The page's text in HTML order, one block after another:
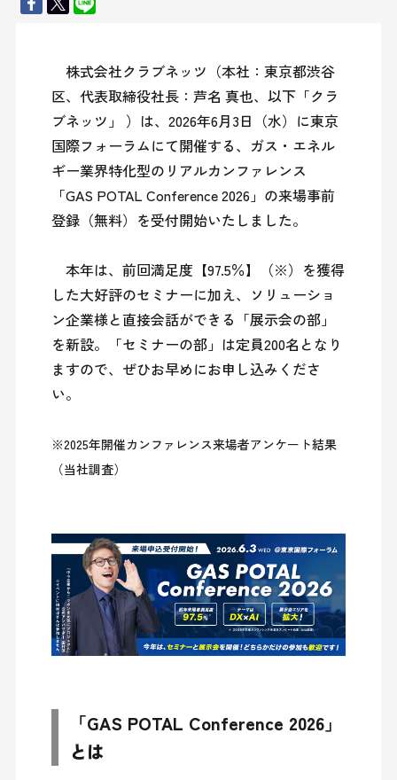
株式会社クラブネッツ（本社：東京都渋谷
区、代表取締役社長：芦名 真也、以下「クラ
ブネッツ」 ）は、2026年6月3日（水）に東京
国際フォーラムにて開催する、ガス・エネル
ギー業界特化型のリアルカンファレンス
「GAS POTAL Conference 2026」の来場事前
登録（無料）を受付開始いたしました。
本年は、前回満足度【97.5％】（※）を獲得
した大好評のセミナーに加え、ソリューショ
ン企業様と直接会話ができる「展示会の部」
を新設。「セミナーの部」は定員200名となり
ますので、ぜひお早めにお申し込みくださ
い。
※2025年開催カンファレンス来場者アンケート結果
（当社調査）
「GAS POTAL Conference 2026」
とは